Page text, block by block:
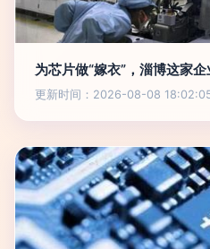
为芯片做“嫁衣”，淄博这家
更新时间：2026-08-08